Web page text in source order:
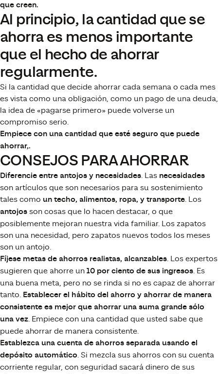
que creen.
Al principio, la cantidad que se
ahorra es menos importante
que el hecho de ahorrar
regularmente.
Si la cantidad que decide ahorrar cada semana o cada mes
es vista como una obligación, como un pago de una deuda,
la idea de «pagarse primero» puede volverse un
compromiso serio.
Empiece con una cantidad que esté seguro que puede
ahorrar,.
CONSEJOS PARA AHORRAR
Diferencie entre antojos y necesidades. Las necesidades
son artículos que son necesarios para su sostenimiento
tales como un techo, alimentos, ropa, y transporte. Los
antojos son cosas que lo hacen destacar, o que
posiblemente mejoran nuestra vida familiar. Los zapatos
son una necesidad, pero zapatos nuevos todos los meses
son un antojo.
Fíjese metas de ahorros realistas, alcanzables. Los expertos
sugieren que ahorre un 10 por ciento de sus ingresos. Es
una buena meta, pero no se rinda si no es capaz de ahorrar
tanto. Establecer el hábito del ahorro y ahorrar de manera
consistente es mejor que ahorrar una suma grande sólo
una vez. Empiece con una cantidad que usted sabe que
puede ahorrar de manera consistente.
Establezca una cuenta de ahorros separada usando el
depósito automático. Si mezcla sus ahorros con su cuenta
corriente regular, con seguridad sacará dinero de sus